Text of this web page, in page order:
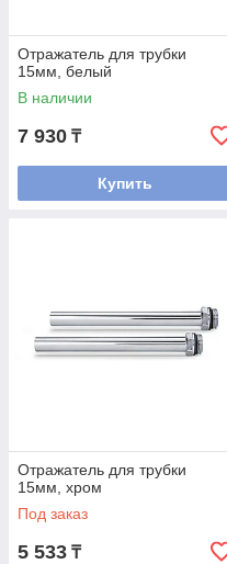
Отражатель для трубки
15мм, белый
В наличии
7 930 ₸
Купить
Отражатель для трубки
15мм, хром
Под заказ
5 533 ₸